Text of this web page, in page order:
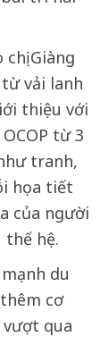
Giàng
vải lanh
thiệu với
từ 3
tranh,
họa tiết
của người
thế hệ.
du
cơ
vượt qua